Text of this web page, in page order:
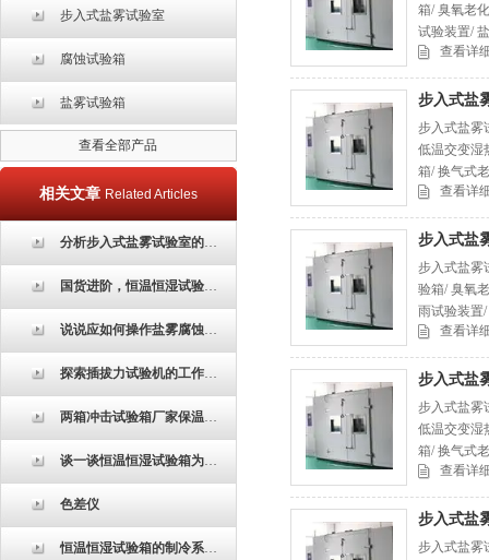
步入式盐雾试验室
腐蚀试验箱
盐雾试验箱
查看全部产品
相关文章 Related Articles
分析步入式盐雾试验室的制冷系统的组成部分
国货进阶，恒温恒湿试验箱凭综合实力站稳工业检测赛道
说说应如何操作盐雾腐蚀试验箱以及该注意些什么?
探索插拔力试验机的工作原理及其重要性
两箱冲击试验箱厂家保温效果牛
谈一谈恒温恒湿试验箱为什么要挂湿纱布呢？
色差仪
恒温恒湿试验箱的制冷系统和湿度控制系统
箱/ 臭氧老
试验装置/
查看详
步入式盐
步入式盐雾
低温交变湿
箱/ 换气式
查看详
步入式盐
步入式盐雾
验箱/ 臭氧
雨试验装置
查看详
步入式盐
步入式盐雾
低温交变湿
箱/ 换气式
查看详
步入式盐
步入式盐雾